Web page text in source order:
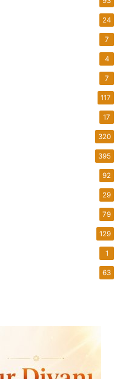
24
7
4
7
117
17
320
395
92
29
79
129
1
63